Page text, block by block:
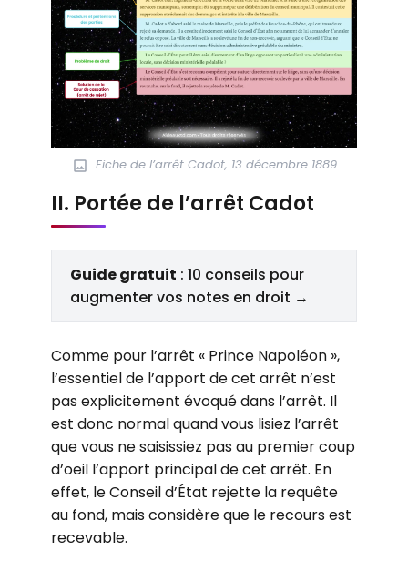
Fiche de l’arrêt Cadot, 13 décembre 1889
II. Portée de l’arrêt Cadot
Guide gratuit : 10 conseils pour
augmenter vos notes en droit →
Comme pour l’arrêt « Prince Napoléon »,
l’essentiel de l’apport de cet arrêt n’est
pas explicitement évoqué dans l’arrêt. Il
est donc normal quand vous lisiez l’arrêt
que vous ne saisissiez pas au premier coup
d’oeil l’apport principal de cet arrêt. En
effet, le Conseil d’État rejette la requête
au fond, mais considère que le recours est
recevable.